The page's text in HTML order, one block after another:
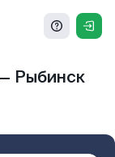
Рыбинск